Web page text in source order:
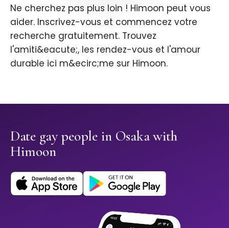
Ne cherchez pas plus loin ! Himoon peut vous
aider. Inscrivez-vous et commencez votre
recherche gratuitement. Trouvez
l'amiti&eacute;, les rendez-vous et l'amour
durable ici m&ecirc;me sur Himoon.
Date gay people in Osaka with
Himoon